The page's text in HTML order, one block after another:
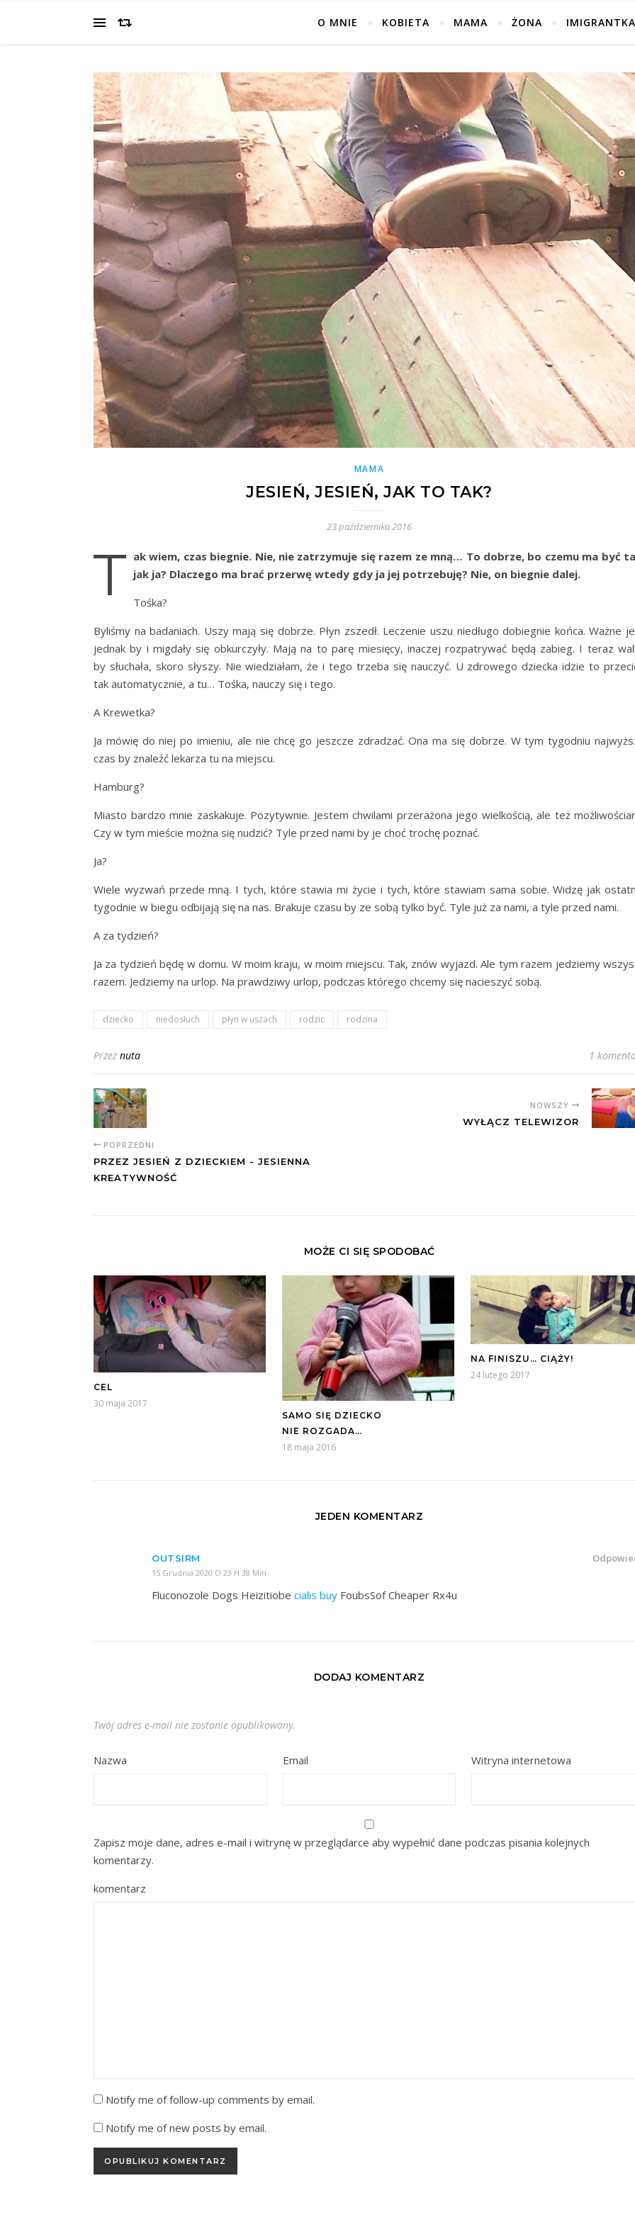
O MNIE KOBIETA MAMA ŻONA IMIGRANTKA
MAMA
JESIEŃ, JESIEŃ, JAK TO TAK?
23 października 2016
T ak wiem, czas biegnie. Nie, nie zatrzymuje się razem ze mną… To dobrze, bo czemu ma być
jak ja? Dlaczego ma brać przerwę wtedy gdy ja jej potrzebuję? Nie, on biegnie dalej.
Tośka?
Byliśmy na badaniach. Uszy mają się dobrze. Płyn zszedł. Leczenie uszu niedługo dobiegnie końca. Ważne
jednak by i migdały się obkurczyły. Mają na to parę miesięcy, inaczej rozpatrywać będą zabieg. I teraz
by słuchała, skoro słyszy. Nie wiedziałam, że i tego trzeba się nauczyć. U zdrowego dziecka idzie to
tak automatycznie, a tu… Tośka, nauczy się i tego.
A Krewetka?
Ja mówię do niej po imieniu, ale nie chcę go jeszcze zdradzać. Ona ma się dobrze. W tym tygodniu
czas by znaleźć lekarza tu na miejscu.
Hamburg?
Miasto bardzo mnie zaskakuje. Pozytywnie. Jestem chwilami przerażona jego wielkością, ale też
Czy w tym mieście można się nudzić? Tyle przed nami by je choć trochę poznać.
Ja?
Wiele wyzwań przede mną. I tych, które stawia mi życie i tych, które stawiam sama sobie. Widzę jak
tygodnie w biegu odbijają się na nas. Brakuje czasu by ze sobą tylko być. Tyle już za nami, a tyle przed nami.
A za tydzień?
Ja za tydzień będę w domu. W moim kraju, w moim miejscu. Tak, znów wyjazd. Ale tym razem jedziemy
razem. Jedziemy na urlop. Na prawdziwy urlop, podczas którego chcemy się nacieszyć sobą.
dziecko niedosłuch płyn w uszach rodzic rodzina
Przez nuta 1
POPRZEDNI
PRZEZ JESIEŃ Z DZIECKIEM - JESIENNA
KREATYWNOŚĆ
NOWSZY
WYŁĄCZ TELEWIZOR
MOŻE CI SIĘ SPODOBAĆ
CEL
30 maja 2017
SAMO SIĘ DZIECKO
NIE ROZGADA…
18 maja 2016
NA FINISZU… CIĄŻY!
24 lutego 2017
JEDEN KOMENTARZ
OUTSIRM
15 Grudnia 2020 O 23 H 38 Min
Fluconozole Dogs Heizitiobe cialis buy FoubsSof Cheaper Rx4u
DODAJ KOMENTARZ
Twój adres e-mail nie zostanie opublikowany.
Nazwa Email Witryna internetowa
Zapisz moje dane, adres e-mail i witrynę w przeglądarce aby wypełnić dane podczas pisania kolejnych
komentarzy.
komentarz
Notify me of follow-up comments by email.
Notify me of new posts by email.